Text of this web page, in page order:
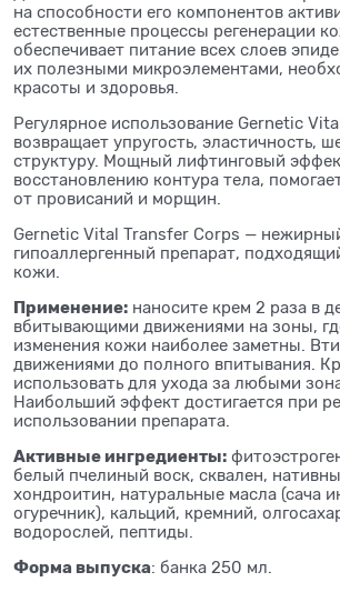
на способности его компонентов
естественные процессы регенерации
обеспечивает питание всех слоев
их полезными микроэлементами,
красоты и здоровья.
Регулярное использование Gernetic
возвращает упругость, эластичность,
структуру. Мощный лифтинговый
восстановлению контура тела,
от провисаний и морщин.
Gernetic Vital Transfer Corps —
гипоаллергенный препарат,
кожи.
Применение: наносите крем 2 раза в
вбитывающими движениями на зоны,
изменения кожи наиболее заметны.
движениями до полного впитывания.
использовать для ухода за любыми
Наибольший эффект достигается при
использовании препарата.
Активные ингредиенты:
белый пчелиный воск, сквален,
хондроитин, натуральные масла (сача
огуречник), кальций, кремний,
водорослей, пептиды.
Форма выпуска: банка 250 мл.